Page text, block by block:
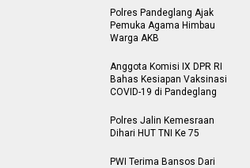
Polres Pandeglang Ajak
Pemuka Agama Himbau
Warga AKB
Anggota Komisi IX DPR RI
Bahas Kesiapan Vaksinasi
COVID-19 di Pandeglang
Polres Jalin Kemesraan
Dihari HUT TNI Ke 75
PWI Terima Bansos Dari